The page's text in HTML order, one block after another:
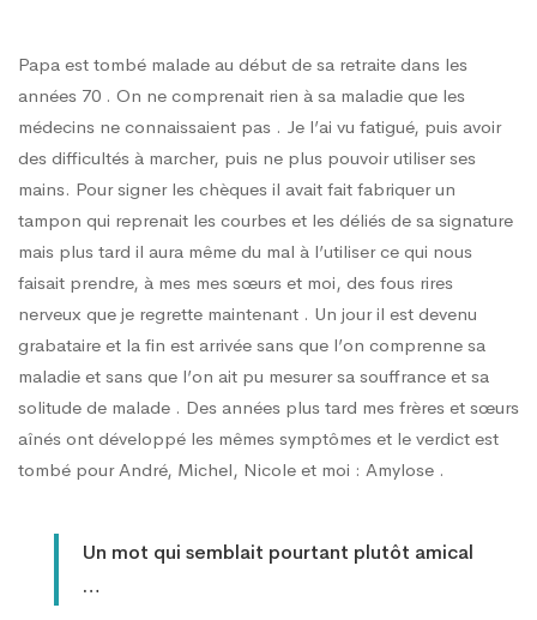
Papa est tombé malade au début de sa retraite dans les
années 70 . On ne comprenait rien à sa maladie que les
médecins ne connaissaient pas . Je l’ai vu fatigué, puis avoir
des difficultés à marcher, puis ne plus pouvoir utiliser ses
mains. Pour signer les chèques il avait fait fabriquer un
tampon qui reprenait les courbes et les déliés de sa signature
mais plus tard il aura même du mal à l’utiliser ce qui nous
faisait prendre, à mes mes sœurs et moi, des fous rires
nerveux que je regrette maintenant . Un jour il est devenu
grabataire et la fin est arrivée sans que l’on comprenne sa
maladie et sans que l’on ait pu mesurer sa souffrance et sa
solitude de malade . Des années plus tard mes frères et sœurs
aînés ont développé les mêmes symptômes et le verdict est
tombé pour André, Michel, Nicole et moi : Amylose .
Un mot qui semblait pourtant plutôt amical
…